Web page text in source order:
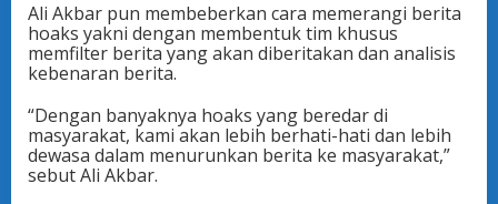
Ali Akbar pun membeberkan cara memerangi berita
hoaks yakni dengan membentuk tim khusus
memfilter berita yang akan diberitakan dan analisis
kebenaran berita.
“Dengan banyaknya hoaks yang beredar di
masyarakat, kami akan lebih berhati-hati dan lebih
dewasa dalam menurunkan berita ke masyarakat,”
sebut Ali Akbar.